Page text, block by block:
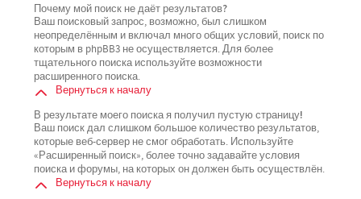
Почему мой поиск не даёт результатов?
Ваш поисковый запрос, возможно, был слишком
неопределённым и включал много общих условий, поиск по
которым в phpBB3 не осуществляется. Для более
тщательного поиска используйте возможности
расширенного поиска.
Вернуться к началу
В результате моего поиска я получил пустую страницу!
Ваш поиск дал слишком большое количество результатов,
которые веб-сервер не смог обработать. Используйте
«Расширенный поиск», более точно задавайте условия
поиска и форумы, на которых он должен быть осуществлён.
Вернуться к началу